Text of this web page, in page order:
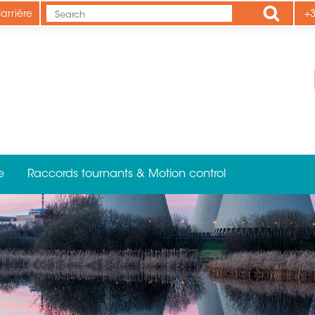
Apply
Raccords tournants & Motion control